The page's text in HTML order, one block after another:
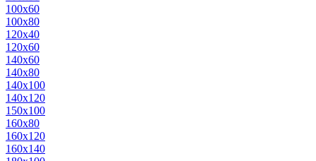
100х60
100х80
120х40
120х60
140х60
140х80
140х100
140х120
150х100
160х80
160х120
160х140